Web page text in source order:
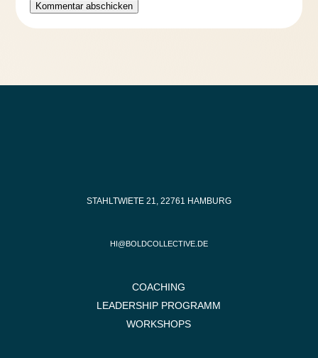
Kommentar abschicken
STAHLTWIETE 21, 22761 HAMBURG
HI@BOLDCOLLECTIVE.DE
COACHING
LEADERSHIP PROGRAMM
WORKSHOPS